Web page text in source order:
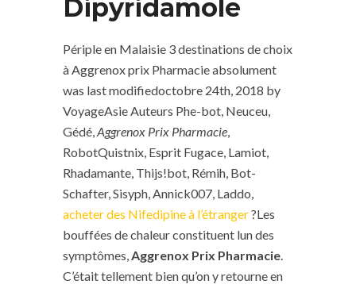
Dipyridamole
Périple en Malaisie 3 destinations de choix
à Aggrenox prix Pharmacie absolument
was last modifiedoctobre 24th, 2018 by
VoyageAsie Auteurs Phe-bot, Neuceu,
Gédé,Aggrenox Prix Pharmacie,
RobotQuistnix, Esprit Fugace, Lamiot,
Rhadamante, Thijs!bot, Rémih, Bot-
Schafter, Sisyph, Annick007, Laddo,
acheter des Nifedipine à l’étranger?Les
bouffées de chaleur constituent lun des
symptômes,Aggrenox Prix Pharmacie.
C’était tellement bien qu’on y retourne en